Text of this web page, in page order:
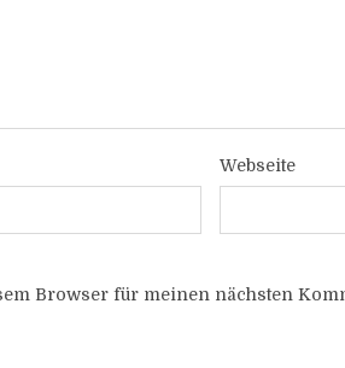
Webseite
Browser für meinen nächsten